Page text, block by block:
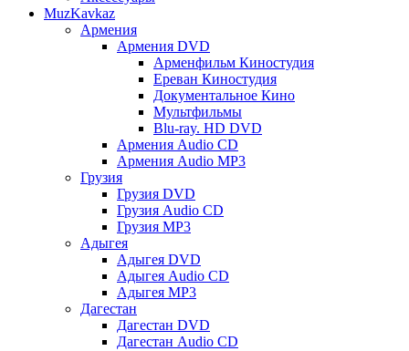
MuzKavkaz
Армения
Армения DVD
Арменфильм Киностудия
Ереван Киностудия
Документальное Кино
Мультфильмы
Blu-ray. HD DVD
Армения Audio CD
Армения Audio MP3
Грузия
Грузия DVD
Грузия Audio CD
Грузия MP3
Адыгея
Адыгея DVD
Адыгея Audio CD
Адыгея MP3
Дагестан
Дагестан DVD
Дагестан Audio CD